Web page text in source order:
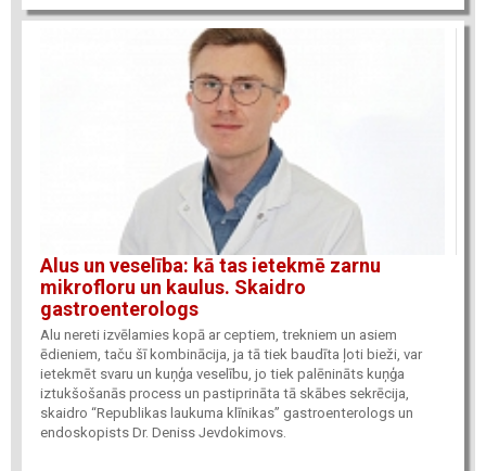
Alus un veselība: kā tas ietekmē zarnu
mikrofloru un kaulus. Skaidro
gastroenterologs
Alu nereti izvēlamies kopā ar ceptiem, trekniem un asiem
ēdieniem, taču šī kombinācija, ja tā tiek baudīta ļoti bieži, var
ietekmēt svaru un kuņģa veselību, jo tiek palēnināts kuņģa
iztukšošanās process un pastiprināta tā skābes sekrēcija,
skaidro “Republikas laukuma klīnikas” gastroenterologs un
endoskopists Dr. Deniss Jevdokimovs.